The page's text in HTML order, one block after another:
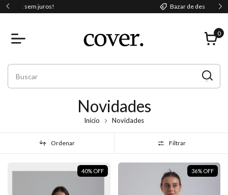
0
Novidades
Início Novidades
Ordenar Filtrar
40% OFF 36% OFF